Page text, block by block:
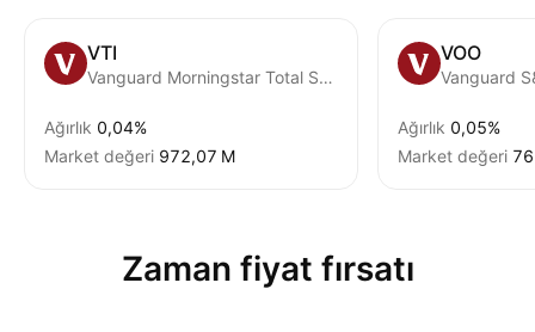
VTI
Vanguard Morningstar Total Stock Market ETF
Ağırlık 0,04%
Market değeri ‪972,07 M‬
VOO
Vanguard
Ağırlık 0,05%
Market değeri
Zaman fiyat fırsatı